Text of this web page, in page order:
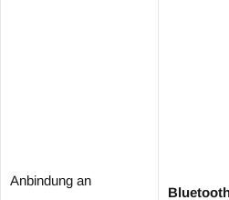
Anbindung an